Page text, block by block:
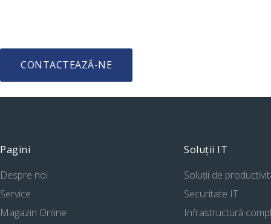
CONTACTEAZĂ-NE
Pagini
Despre noi
Service
Magazin Online
Soluții IT
Soluții de
Securitate IT
Infrastructură